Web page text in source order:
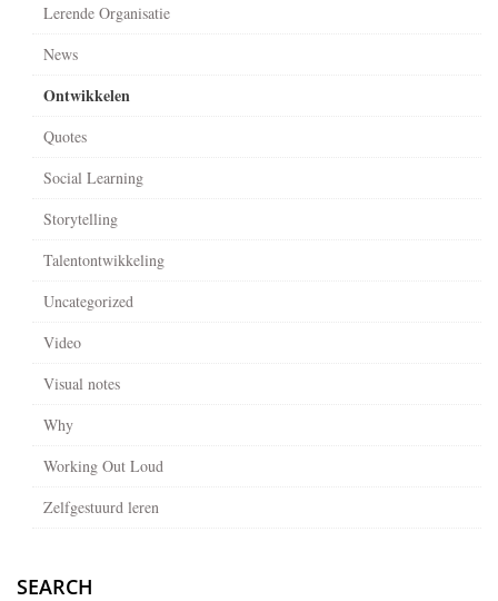
Lerende Organisatie
News
Ontwikkelen
Quotes
Social Learning
Storytelling
Talentontwikkeling
Uncategorized
Video
Visual notes
Why
Working Out Loud
Zelfgestuurd leren
SEARCH